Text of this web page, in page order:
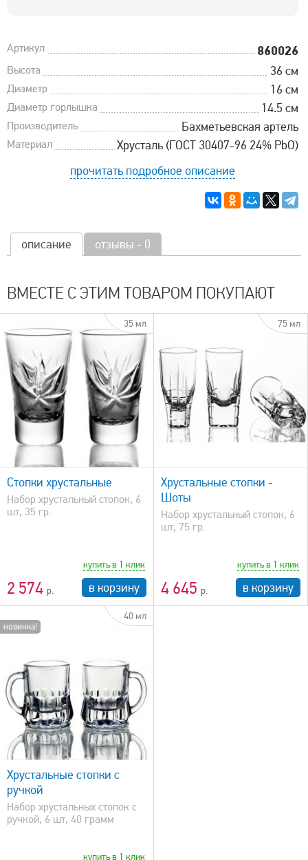
Артикул 860026
Высота 36 см
Диаметр 16 см
Диаметр горлышка 14.5 см
Производитель Бахметьевская артель
Материал
Хрусталь (ГОСТ 30407-96 24% PbO)
прочитать подробное описание
описание отзывы - 0
ВМЕСТЕ С ЭТИМ ТОВАРОМ ПОКУПАЮТ
35 мл
Стопки хрустальные
Набор хрустальный стопок, 6
шт, 35 гр.
2 574
купить в 1 клик
в корзину
75 мл
быстрый просмотр
Хрустальные стопки -
Шоты
Набор хрустальный стопок, 6
шт, 75 гр.
4 645
купить в 1 клик
в корзину
новинка!
40 мл
Хрустальные стопки с
ручкой
Набор хрустальных стопок с
ручкой, 6 шт, 40 грамм
купить в 1 клик